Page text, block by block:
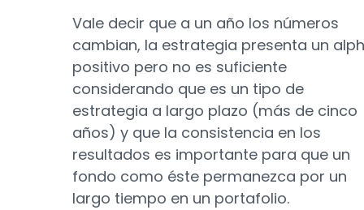
Vale decir que a un año los números
cambian, la estrategia presenta un
positivo pero no es suficiente
considerando que es un tipo de
estrategia a largo plazo (más de cinco
años) y que la consistencia en los
resultados es importante para que un
fondo como éste permanezca por un
largo tiempo en un portafolio.